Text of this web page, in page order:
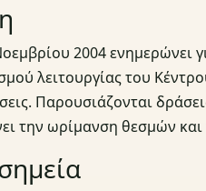
2004 ενημερώνει
λειτουργίας του
Παρουσιάζονται
την ωρίμανση θεσμών